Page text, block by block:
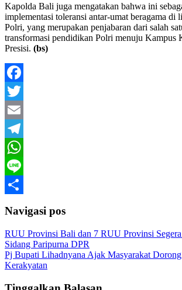
Kapolda Bali juga mengatakan bahwa ini
implementasi toleransi antar-umat beragama di
Polri, yang merupakan penjabaran dari salah
transformasi pendidikan Polri menuju Kampus
Presisi. (bs)
Facebook
Twitter
Email
Telegram
WhatsApp
Line
Navigasi pos
RUU Provinsi Bali dan 7 RUU Provinsi
Sidang Paripurna DPR
Pj Bupati Lihadnyana Ajak Masyarakat
Kerakyatan